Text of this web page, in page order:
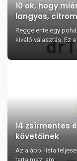
10 ok, hogy
langyos,
Reggelente egy
kiváló választás. Ez a
14 zsírmentes
követőinek
Az alábbi lista